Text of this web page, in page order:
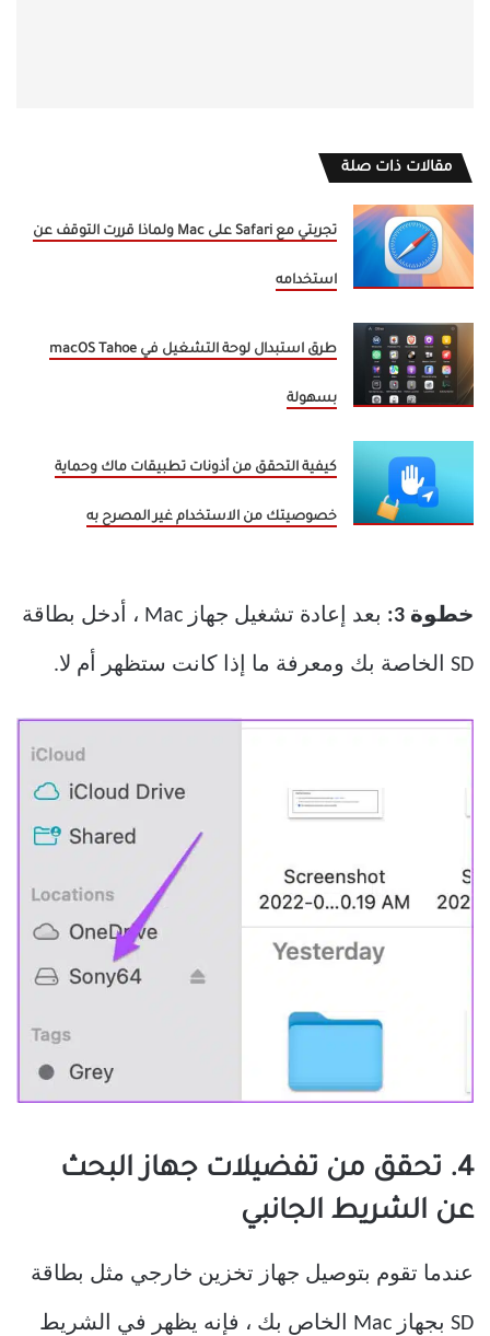
مقالات ذات صلة
تجربتي مع Safari على Mac ولماذا قررت التوقف عن
استخدامه
طرق استبدال لوحة التشغيل في macOS Tahoe
بسهولة
كيفية التحقق من أذونات تطبيقات ماك وحماية
خصوصيتك من الاستخدام غير المصرح به
خطوة 3: بعد إعادة تشغيل جهاز Mac ، أدخل بطاقة
SD الخاصة بك ومعرفة ما إذا كانت ستظهر أم لا.
4. تحقق من تفضيلات جهاز البحث
عن الشريط الجانبي
عندما تقوم بتوصيل جهاز تخزين خارجي مثل بطاقة
SD بجهاز Mac الخاص بك ، فإنه يظهر في الشريط